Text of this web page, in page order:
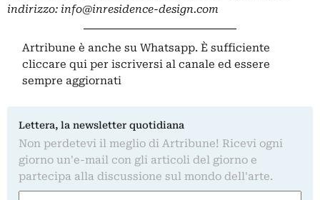
indirizzo: info@inresidence-design.com
Artribune è anche su Whatsapp. È sufficiente
cliccare qui per iscriversi al canale ed essere
sempre aggiornati
Lettera, la newsletter quotidiana
Non perdetevi il meglio di Artribune! Ricevi ogni
giorno un'e-mail con gli articoli del giorno e
partecipa alla discussione sul mondo dell'arte.